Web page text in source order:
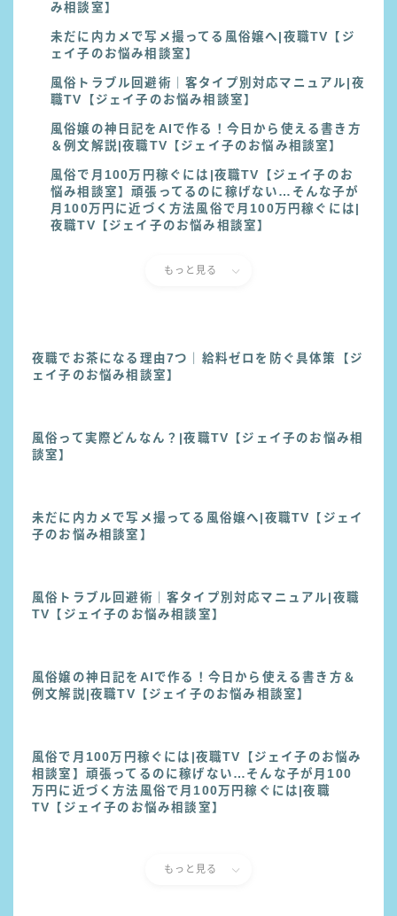
み相談室】
未だに内カメで写メ撮ってる風俗嬢へ|夜職TV【ジ
ェイ子のお悩み相談室】
風俗トラブル回避術｜客タイプ別対応マニュアル|夜
職TV【ジェイ子のお悩み相談室】
風俗嬢の神日記をAIで作る！今日から使える書き方
＆例文解説|夜職TV【ジェイ子のお悩み相談室】
風俗で月100万円稼ぐには|夜職TV【ジェイ子のお
悩み相談室】頑張ってるのに稼げない…そんな子が
月100万円に近づく方法風俗で月100万円稼ぐには|
夜職TV【ジェイ子のお悩み相談室】
もっと見る
夜職でお茶になる理由7つ｜給料ゼロを防ぐ具体策【ジ
ェイ子のお悩み相談室】
風俗って実際どんなん？|夜職TV【ジェイ子のお悩み相
談室】
未だに内カメで写メ撮ってる風俗嬢へ|夜職TV【ジェイ
子のお悩み相談室】
風俗トラブル回避術｜客タイプ別対応マニュアル|夜職
TV【ジェイ子のお悩み相談室】
風俗嬢の神日記をAIで作る！今日から使える書き方＆
例文解説|夜職TV【ジェイ子のお悩み相談室】
風俗で月100万円稼ぐには|夜職TV【ジェイ子のお悩み
相談室】頑張ってるのに稼げない…そんな子が月100
万円に近づく方法風俗で月100万円稼ぐには|夜職
TV【ジェイ子のお悩み相談室】
もっと見る